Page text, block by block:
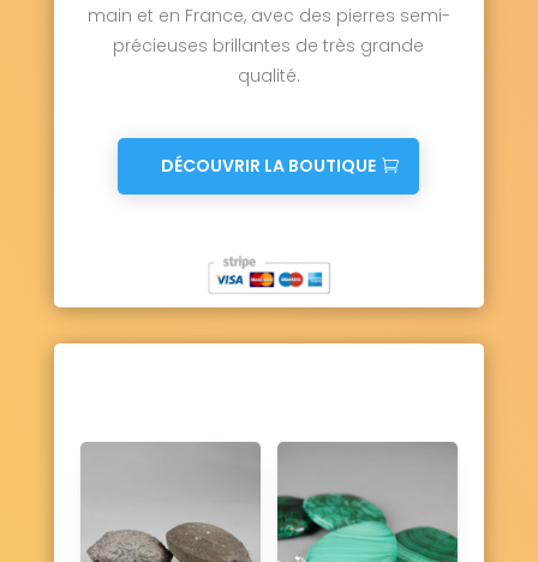
main et en France, avec des pierres semi-
précieuses brillantes de très grande
qualité.
DÉCOUVRIR LA BOUTIQUE